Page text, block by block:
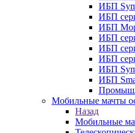
ИБП
ИБП
ИБП
ИБП
ИБП
ИБП
ИБП
ИБП
Мобильные мачты
Назад
Мобильные